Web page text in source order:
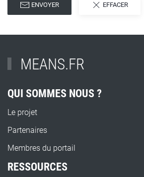
ENVOYER EFFACER
MEANS.FR
QUI SOMMES NOUS ?
Le projet
Partenaires
Membres du portail
RESSOURCES